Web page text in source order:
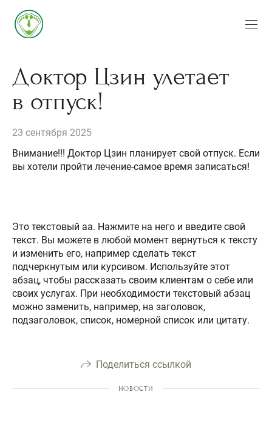
Доктор Цзин улетает
в отпуск!
23 сентября 2025
Внимание!!! Доктор Цзин планирует свой отпуск. Если
вы хотели пройти лечение-самое время записаться!
Это текстовый аа. Нажмите на него и введите свой
текст. Вы можете в любой момент вернуться к тексту
и изменить его, например сделать текст
подчеркнутым или курсивом. Используйте этот
абзац, чтобы рассказать своим клиентам о себе или
своих услугах. При необходимости текстовый абзац
можно заменить, например, на заголовок,
подзаголовок, список, номерной список или цитату.
Поделиться ссылкой
НОВОСТИ